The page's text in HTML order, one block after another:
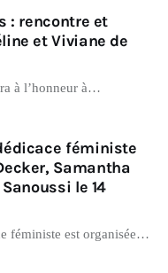
: rencontre et
et Viviane de
à l’honneur à…
féministe
Samantha
le 14
féministe est organisée…